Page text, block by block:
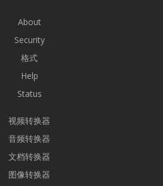
About
Security
格式
Help
Status
视频转换器
音频转换器
文档转换器
图像转换器